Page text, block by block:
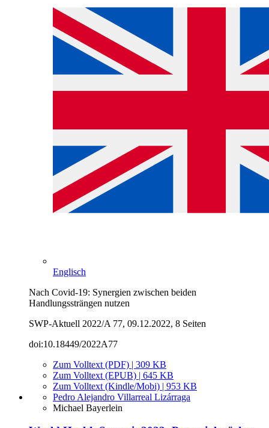
Englisch
Nach Covid-19: Synergien zwischen beiden
Handlungssträngen nutzen
SWP-Aktuell 2022/A 77, 09.12.2022, 8 Seiten
doi:10.18449/2022A77
Zum Volltext (PDF) | 309 KB
Zum Volltext (EPUB) | 645 KB
Zum Volltext (Kindle/Mobi) | 953 KB
Pedro Alejandro Villarreal Lizárraga
Michael Bayerlein